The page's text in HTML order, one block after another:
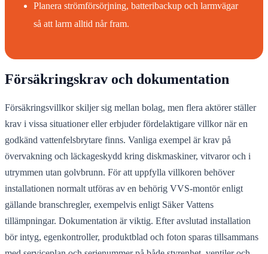
Planera strömförsörjning, batteribackup och larmvägar
så att larm alltid når fram.
Försäkringskrav och dokumentation
Försäkringsvillkor skiljer sig mellan bolag, men flera aktörer ställer
krav i vissa situationer eller erbjuder fördelaktigare villkor när en
godkänd vattenfelsbrytare finns. Vanliga exempel är krav på
övervakning och läckageskydd kring diskmaskiner, vitvaror och i
utrymmen utan golvbrunn. För att uppfylla villkoren behöver
installationen normalt utföras av en behörig VVS-montör enligt
gällande branschregler, exempelvis enligt Säker Vattens
tillämpningar. Dokumentation är viktig. Efter avslutad installation
bör intyg, egenkontroller, produktblad och foton sparas tillsammans